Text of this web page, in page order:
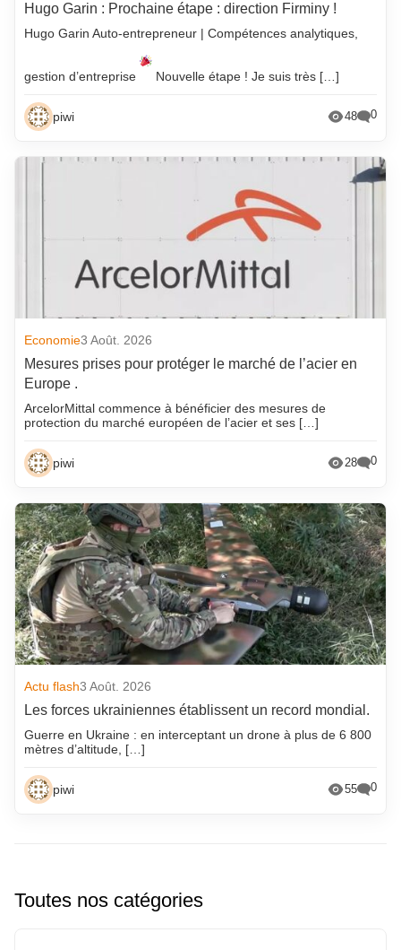
Hugo Garin : Prochaine étape : direction Firminy !
Hugo Garin Auto-entrepreneur | Compétences analytiques,
gestion d’entreprise Nouvelle étape ! Je suis très […]
piwi 48 0
Economie3 Août. 2026
Mesures prises pour protéger le marché de l’acier en
Europe .
ArcelorMittal commence à bénéficier des mesures de
protection du marché européen de l’acier et ses […]
piwi 28 0
Actu flash3 Août. 2026
Les forces ukrainiennes établissent un record mondial.
Guerre en Ukraine : en interceptant un drone à plus de 6 800
mètres d’altitude, […]
piwi 55 0
Toutes nos catégories